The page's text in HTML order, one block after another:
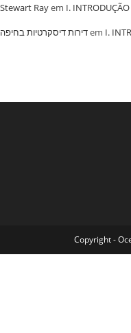
Stewart Rayem I.
‏דירות דיסקרטיות בחיפהem I.
Copyright -